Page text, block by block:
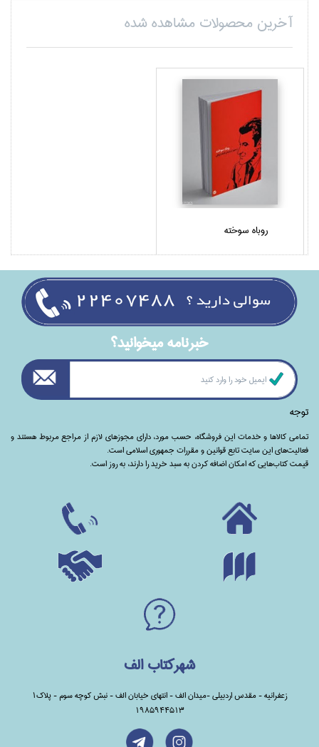
آخرین محصولات مشاهده شده
روباه سوخته
خبرنامه ميخوانيد؟
توجه
تمامی‌ کالاها و خدمات این فروشگاه، حسب مورد،‌ دارای مجوزهای لازم از مراجع مربوط هستند ‌و‌‌
فعالیت‌های این سایت تابع قوانین و مقررات جمهوری اسلامی است.
قیمت کتاب‌هایی که امکان اضافه کردن به سبد خرید را دارند،‌ به روز است.
شهرکتاب الف
زعفرانیه - مقدس اردبیلی -میدان الف - انتهای خیابان الف - نبش کوچه سوم - پلاک1
1985944513